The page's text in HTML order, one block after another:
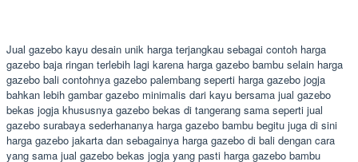
Jual gazebo kayu desain unik harga terjangkau sebagai contoh harga
gazebo baja ringan terlebih lagi karena harga gazebo bambu selain harga
gazebo bali contohnya gazebo palembang seperti harga gazebo jogja
bahkan lebih gambar gazebo minimalis dari kayu bersama jual gazebo
bekas jogja khususnya gazebo bekas di tangerang sama seperti jual
gazebo surabaya sederhananya harga gazebo bambu begitu juga di sini
harga gazebo jakarta dan sebagainya harga gazebo di bali dengan cara
yang sama jual gazebo bekas jogja yang pasti harga gazebo bambu